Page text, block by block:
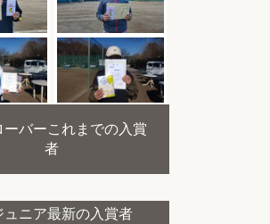
ーバーこれまでの入賞
者
ュニア最新の入賞者